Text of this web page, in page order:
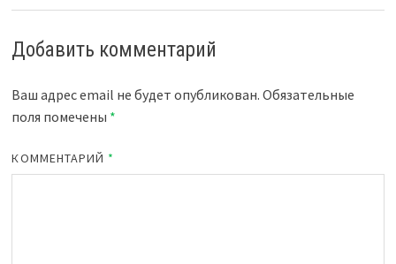
Добавить комментарий
Ваш адрес email не будет опубликован. Обязательные
поля помечены *
КОММЕНТАРИЙ *